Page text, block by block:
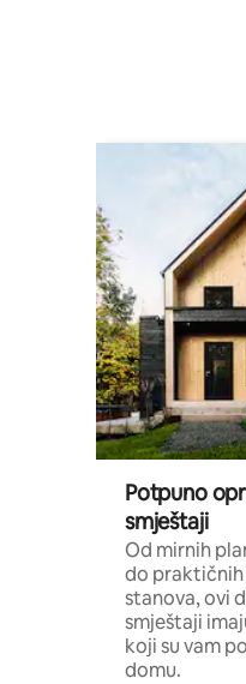
Potpuno
smještaji
Od mirnih
do
stanova, ovi
smještaji
koji su vam
domu.